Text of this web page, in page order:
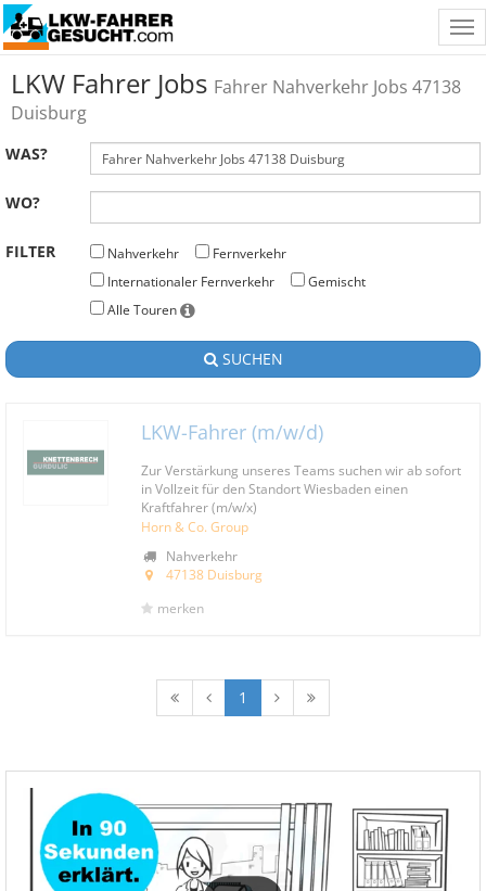
LKW Fahrer Jobs Fahrer Nahverkehr Jobs 47138
Duisburg
WAS?
WO?
FILTER Nahverkehr
Fernverkehr
Internationaler Fernverkehr
Gemischt
Alle Touren
SUCHEN
LKW-Fahrer (m/w/d)
Zur Verstärkung unseres Teams suchen wir ab sofort
in Vollzeit für den Standort Wiesbaden einen
Kraftfahrer (m/w/x)
Horn & Co. Group
Nahverkehr
47138 Duisburg
merken
1